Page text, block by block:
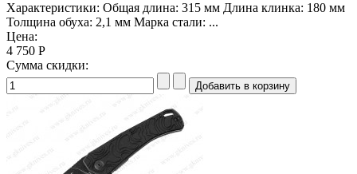
Характеристики: Общая длина: 315 мм Длина клинка: 180 мм
Толщина обуха: 2,1 мм Марка стали: ...
Цена:
4 750 Р
Сумма скидки: